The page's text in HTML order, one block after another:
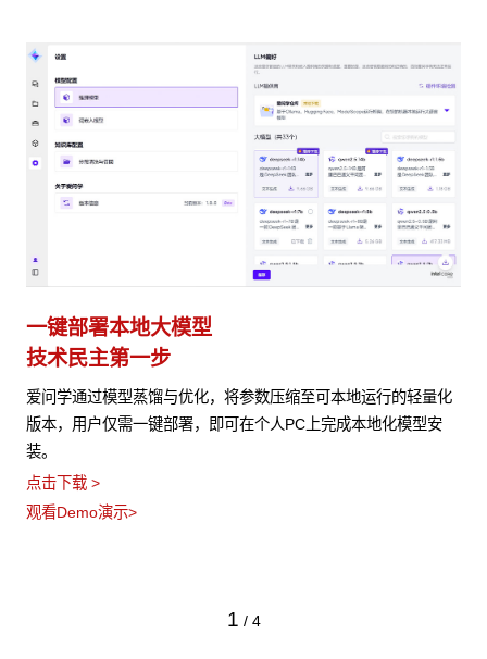
一键部署本地大模型
技术民主第一步
爱问学通过模型蒸馏与优化，将参数压缩至可本地运行的轻量化
版本，用户仅需一键部署，即可在个人PC上完成本地化模型安
装。
点击下载 >
观看Demo演示>
1 / 4